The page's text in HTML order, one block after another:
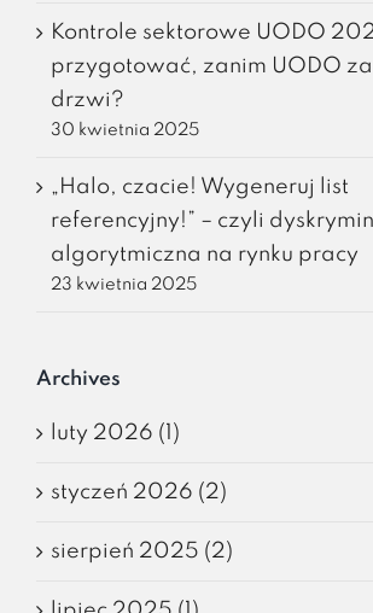
Kontrole sektorowe UODO
przygotować, zanim UODO
drzwi?
30 kwietnia 2025
„Halo, czacie! Wygeneruj list
referencyjny!” – czyli
algorytmiczna na rynku pracy
23 kwietnia 2025
Archives
luty 2026 (1)
styczeń 2026 (2)
sierpień 2025 (2)